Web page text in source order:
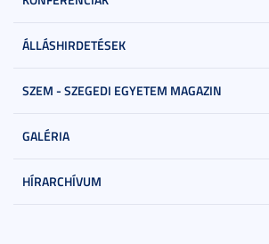
ÁLLÁSHIRDETÉSEK
SZEM - SZEGEDI EGYETEM MAGAZIN
GALÉRIA
HÍRARCHÍVUM